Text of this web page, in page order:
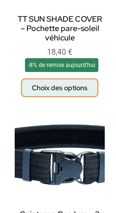
TT SUN SHADE COVER
– Pochette pare-soleil
véhicule
18,40 €
-8% de remise aujourd'hui
Choix des options